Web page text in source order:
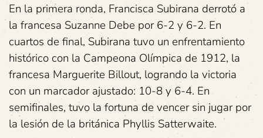
En la primera ronda, Francisca Subirana derrotó a
la francesa Suzanne Debe por 6-2 y 6-2. En
cuartos de final, Subirana tuvo un enfrentamiento
histórico con la Campeona Olímpica de 1912, la
francesa Marguerite Billout, logrando la victoria
con un marcador ajustado: 10-8 y 6-4. En
semifinales, tuvo la fortuna de vencer sin jugar por
la lesión de la británica Phyllis Satterwaite.